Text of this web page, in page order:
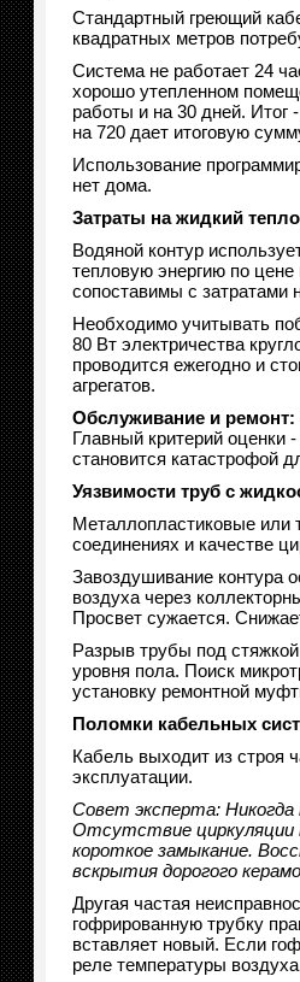
Стандартный греющий
квадратных метров
Система не работает 24
хорошо утепленном
работы и на 30 дней. Итог
на 720 дает итоговую
Использование
нет дома.
Затраты на жидкий
Водяной контур
тепловую энергию по
сопоставимы с затратами
Необходимо учитывать
80 Вт электричества
проводится ежегодно и
агрегатов.
Обслуживание и
Главный критерий оценки
становится катастрофой
Уязвимости труб с
Металлопластиковые или
соединениях и качестве
Завоздушивание контура
воздуха через
Просвет сужается.
Разрыв трубы под
уровня пола. Поиск
установку ремонтной
Поломки кабельных
Кабель выходит из строя
эксплуатации.
Совет эксперта: Никогда
Отсутствие циркуляции
короткое замыкание.
вскрытия дорогого
Другая частая
гофрированную трубку
вставляет новый. Если
реле температуры